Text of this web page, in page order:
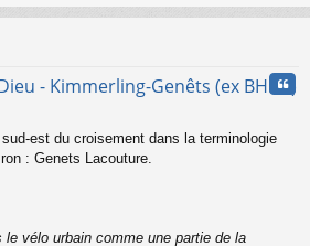
au
- Kimmerling-Genêts (ex BHNS)
est du croisement dans la terminologie
: Genets Lacouture.
vélo urbain comme une partie de la